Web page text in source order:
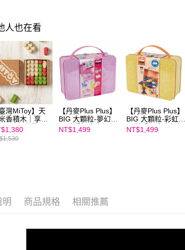
人也在看
臺灣MiToy】天
香積木｜享樂
(附贈：品
納袋)
【丹麥Plus Plus】
BIG 大顆粒-夢幻
70片手提盒｜加加
積木
NT$1,499
【丹麥Plus Plus】
BIG 大顆粒-彩虹
70片手提盒｜加加
積木
NT$1,499
明 商品規格 相關推薦